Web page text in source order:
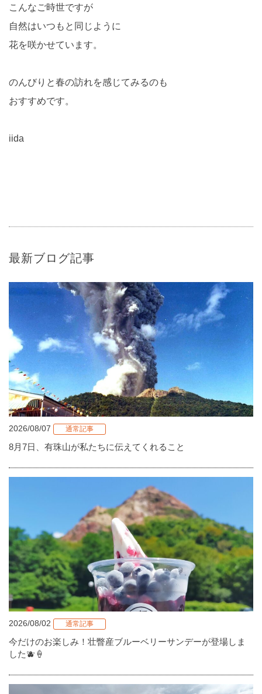
こんなご時世ですが
自然はいつもと同じように
花を咲かせています。
のんびりと春の訪れを感じてみるのも
おすすめです。
iida
最新ブログ記事
2026/08/07 通常記事
8月7日、有珠山が私たちに伝えてくれること
2026/08/02 通常記事
今だけのお楽しみ！壮瞥産ブルーベリーサンデーが登場しま
した🫐🍦